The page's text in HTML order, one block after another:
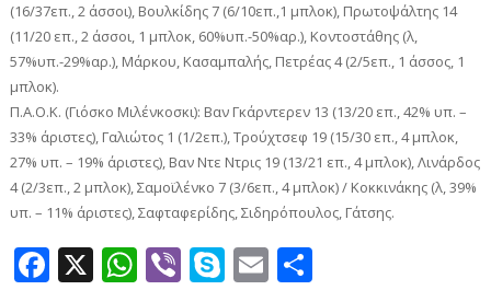
(16/37επ., 2 άσσοι), Βουλκίδης 7 (6/10επ.,1 μπλοκ), Πρωτοψάλτης 14
(11/20 επ., 2 άσσοι, 1 μπλοκ, 60%υπ.-50%αρ.), Κοντοστάθης (λ,
57%υπ.-29%αρ.), Μάρκου, Κασαμπαλής, Πετρέας 4 (2/5επ., 1 άσσος, 1
μπλοκ).
Π.Α.Ο.Κ. (Γιόσκο Μιλένκοσκι): Βαν Γκάρντερεν 13 (13/20 επ., 42% υπ. –
33% άριστες), Γαλιώτος 1 (1/2επ.), Τρούχτσεφ 19 (15/30 επ., 4 μπλοκ,
27% υπ. – 19% άριστες), Βαν Ντε Ντρις 19 (13/21 επ., 4 μπλοκ), Λινάρδος
4 (2/3επ., 2 μπλοκ), Σαμοϊλένκο 7 (3/6επ., 4 μπλοκ) / Κοκκινάκης (λ, 39%
υπ. – 11% άριστες), Σαφταφερίδης, Σιδηρόπουλος, Γάτσης.
Facebook
X WhatsApp
ViberSkype
Email